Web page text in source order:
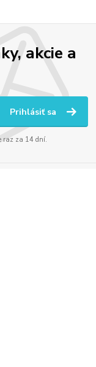
akcie a
Prihlásiť sa
raz za 14 dní.